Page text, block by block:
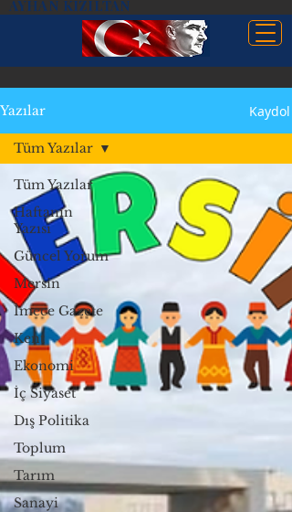
AYHAN KIZILTAN
Yazılar Kaydol
Tüm Yazılar
Haftanın
Yazısı
Güncel Yorum
Mersin
İmece Gazete
Kent
Ekonomi
İç Siyaset
Dış Politika
Toplum
Tarım
Sanayi
Tüm Yazılar